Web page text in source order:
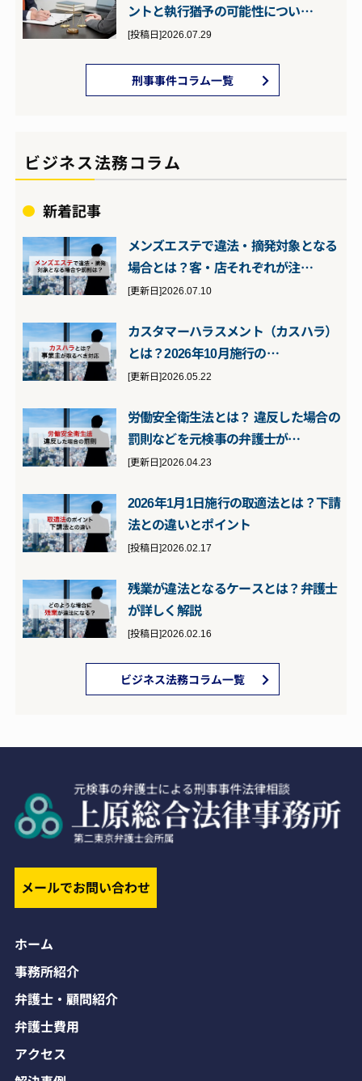
ントと執行猶予の可能性につい…
[投稿日]2026.07.29
刑事事件コラム一覧
ビジネス法務コラム
新着記事
メンズエステで違法・摘発対象となる
場合とは？客・店それぞれが注…
[更新日]2026.07.10
カスタマーハラスメント（カスハラ）
とは？2026年10月施行の…
[更新日]2026.05.22
労働安全衛生法とは？ 違反した場合の
罰則などを元検事の弁護士が…
[更新日]2026.04.23
2026年1月1日施行の取適法とは？下請
法との違いとポイント
[投稿日]2026.02.17
残業が違法となるケースとは？弁護士
が詳しく解説
[投稿日]2026.02.16
ビジネス法務コラム一覧
メールでお問い合わせ
ホーム
事務所紹介
弁護士・顧問紹介
弁護士費用
アクセス